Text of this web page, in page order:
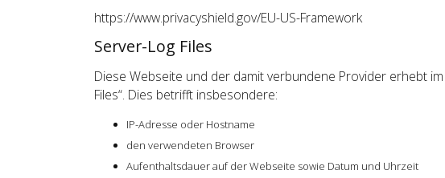
https://www.privacyshield.gov/EU-US-Framework
Server-Log Files
Diese Webseite und der damit verbundene Provider erhebt
Files“. Dies betrifft insbesondere:
IP-Adresse oder Hostname
den verwendeten Browser
Aufenthaltsdauer auf der Webseite sowie Datum und Uhrzeit